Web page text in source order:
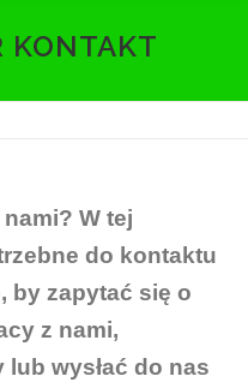
PORTFOLIO
KONTAKT
W tej
do kontaktu
by zapytać się o
z nami,
wysłać do nas